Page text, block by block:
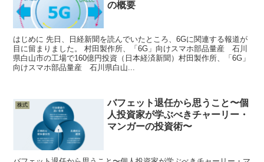
の概要
はじめに 先日、日経新聞を読んでいたところ、6Gに関連する報道が
目に留まりました。 村田製作所、「6G」向けスマホ部品量産 石川
県白山市の工場で160億円投資（日本経済新聞）村田製作所、「6G」
向けスマホ部品量産 石川県白山...
株式
バフェット退任から思うこと〜個
人投資家が学ぶべきチャーリー・
マンガーの投資術〜